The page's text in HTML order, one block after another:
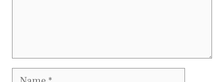
Name